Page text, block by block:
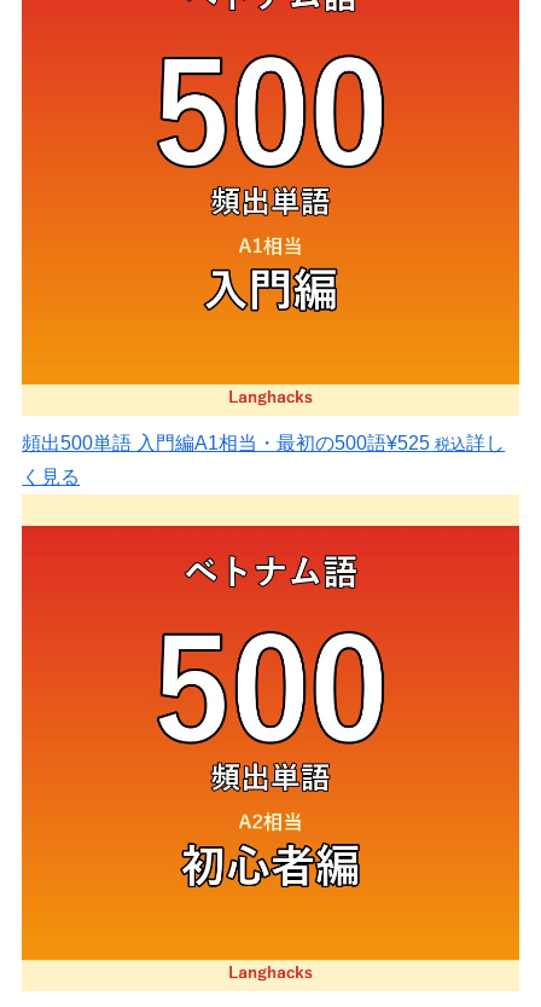
頻出500単語 入門編A1相当・最初の500語¥525 税込詳し
く見る